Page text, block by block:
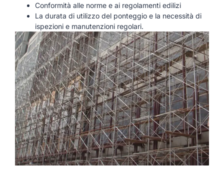
Conformità alle norme e ai regolamenti edilizi
La durata di utilizzo del ponteggio e la necessità di
ispezioni e manutenzioni regolari.